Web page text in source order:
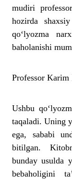
mudiri
hozirda
qo‘lyozma
baholanishi
Professor Karim
Ushbu
taqaladi. Uning
ega, sababi
bitilgan.
bunday usulda
bebaholigini